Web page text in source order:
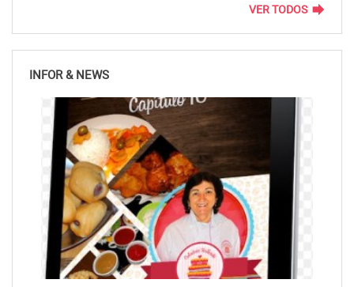
VER TODOS forward
INFOR & NEWS